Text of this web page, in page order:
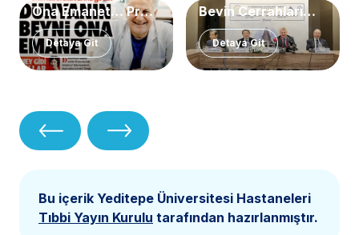
Ona Emanet… Prof.
Dr. Uğur Türe
Detaya Git
Beyin Cerrahları
İstanbul'da Bir
Araya Geldi!
Detaya Git
Bu içerik Yeditepe Üniversitesi Hastaneleri
Tıbbi Yayın Kurulu tarafından hazırlanmıştır.